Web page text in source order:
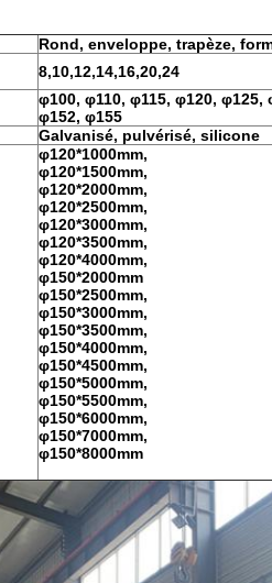
Rond, enveloppe, trapèze,
8,10,12,14,16,20,24
φ100, φ110, φ115, φ120, φ125,
φ152, φ155
Galvanisé, pulvérisé, silicone
φ120*1000mm,
φ120*1500mm,
φ120*2000mm,
φ120*2500mm,
φ120*3000mm,
φ120*3500mm,
φ120*4000mm,
φ150*2000mm
φ150*2500mm,
φ150*3000mm,
φ150*3500mm,
φ150*4000mm,
φ150*4500mm,
φ150*5000mm,
φ150*5500mm,
φ150*6000mm,
φ150*7000mm,
φ150*8000mm